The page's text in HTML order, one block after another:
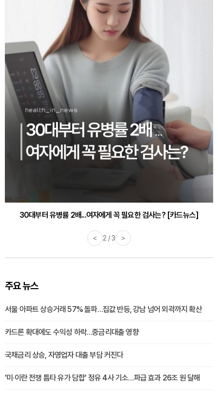
30대부터 유병률 2배...여자에게 꼭 필요한 검사는? [카드뉴스]
< 2 / 3 >
주요 뉴스
서울 아파트 상승거래 57% 돌파…집값 반등, 강남 넘어 외곽까지 확산
카드론 확대에도 수익성 하락…중금리대출 영향
국채금리 상승, 자영업자 대출 부담 커진다
'미·이란 전쟁 틈타 유가 담합' 정유 4사 기소…파급 효과 26조 원 달해